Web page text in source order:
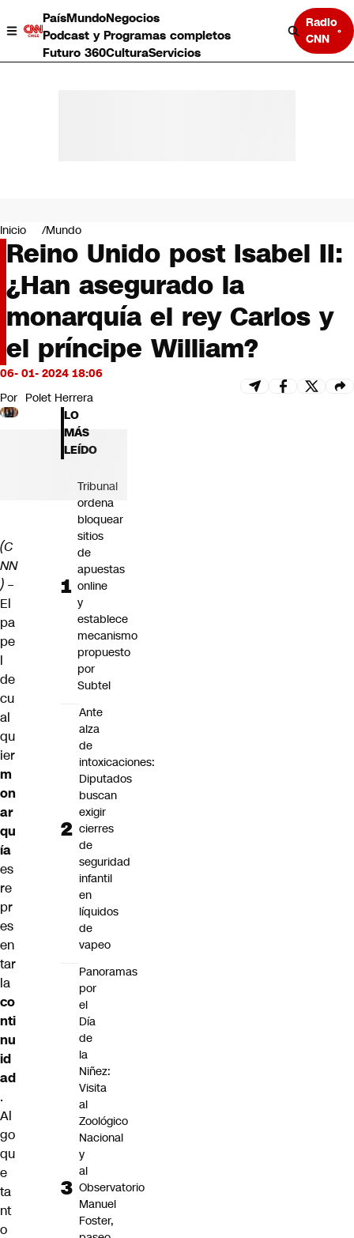
PaísMundoNegocios
Podcast y Programas completos
Futuro 360CulturaServicios
Radio
CNN
Negocios
Deportes
Programas completos
Cultura
Servicios
Bits
CNN Data
CNN tiempo
Futuro 360
Inicio Mundo
Reino Unido post Isabel II:
¿Han asegurado la
monarquía el rey Carlos y
el príncipe William?
06- 01- 2024 18:06
Por Polet Herrera
(C
NN
) –
El
pa
pe
l
de
cu
al
qu
ier
m
on
ar
qu
ía
es
re
pr
es
en
tar
la
co
nti
nu
id
ad
.
Al
go
qu
e
ta
nt
o
LO
MÁS
LEÍDO
Tribunal
ordena
bloquear
sitios
de
apuestas
online
y
establece
mecanismo
propuesto
por
Subtel
Ante
alza
de
intoxicaciones:
Diputados
buscan
exigir
cierres
de
seguridad
infantil
en
líquidos
de
vapeo
Panoramas
por
el
Día
de
la
Niñez:
Visita
al
Zoológico
Nacional
y
al
Observatorio
Manuel
Foster,